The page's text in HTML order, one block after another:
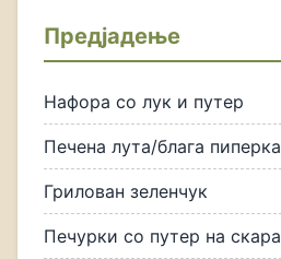
Предјадење
Нафора со лук и путер
Печена лута/блага пиперка
Грилован зеленчук
Печурки со путер на скара